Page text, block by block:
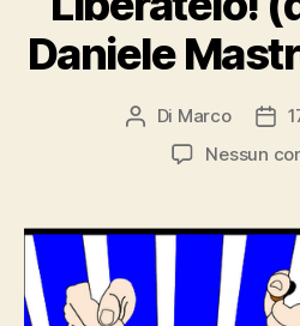
Daniele
Autore
articolo
Di Marco
Nessun